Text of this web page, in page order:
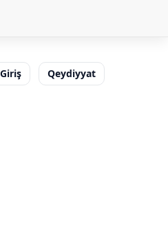
Giriş Qeydiyyat